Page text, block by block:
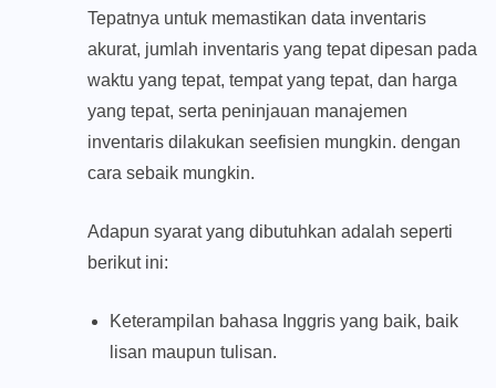
Tepatnya untuk memastikan data inventaris
akurat, jumlah inventaris yang tepat dipesan pada
waktu yang tepat, tempat yang tepat, dan harga
yang tepat, serta peninjauan manajemen
inventaris dilakukan seefisien mungkin. dengan
cara sebaik mungkin.
Adapun syarat yang dibutuhkan adalah seperti
berikut ini:
Keterampilan bahasa Inggris yang baik, baik
lisan maupun tulisan.